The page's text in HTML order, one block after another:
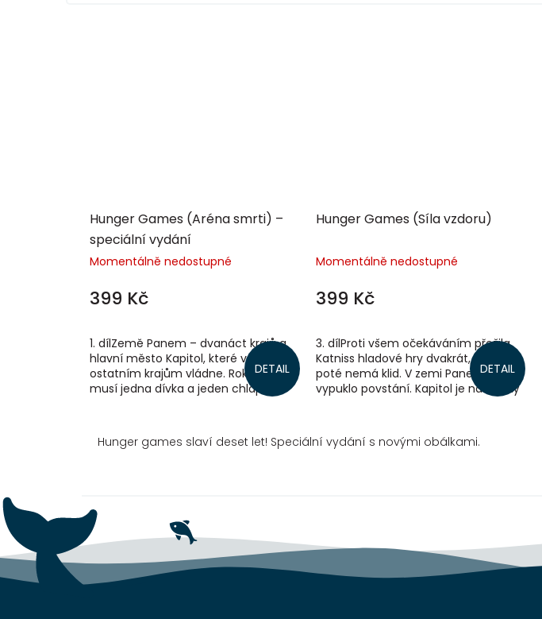
Hunger Games (Aréna smrti) –
speciální vydání
Momentálně nedostupné
399 Kč
DETAIL
1. dílZemě Panem – dvanáct krajů a
hlavní město Kapitol, které všem
ostatním krajům vládne. Rok co rok
musí jedna dívka a jeden chlapec z
Hunger Games (Síla vzdoru)
Momentálně nedostupné
399 Kč
DETAIL
3. dílProti všem očekáváním přežila
Katniss hladové hry dvakrát, ale ani
poté nemá klid. V zemi Panem
vypuklo povstání. Kapitol je naštvaný
Hunger games slaví deset let! Speciální vydání s novými obálkami.